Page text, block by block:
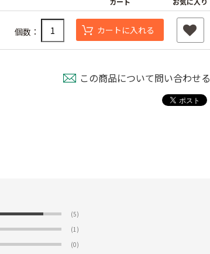
個数： カートに入れる
この商品について問い合わせる
(5)
(1)
(0)